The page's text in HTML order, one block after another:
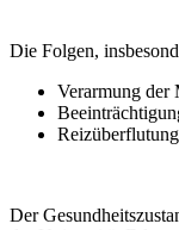
Die Folgen,
Verarmung der
Reizüberflutung
Der